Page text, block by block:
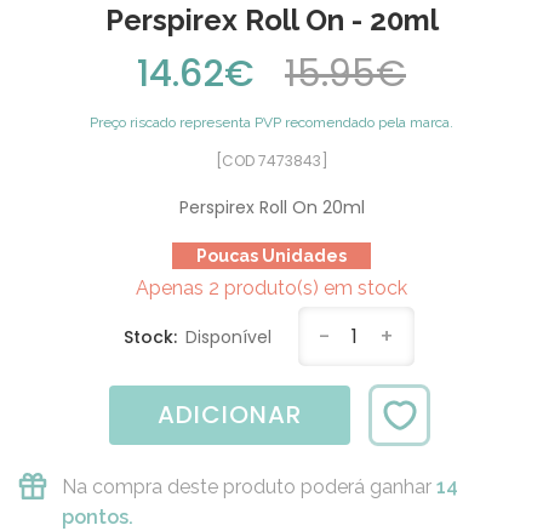
Perspirex Roll On - 20ml
14.62€ 15.95€
Preço riscado representa PVP recomendado pela marca.
[COD 7473843]
Perspirex Roll On 20ml
Poucas Unidades
Apenas 2 produto(s) em stock
Stock: Disponível - 1 +
ADICIONAR
Na compra deste produto poderá ganhar 14
pontos.